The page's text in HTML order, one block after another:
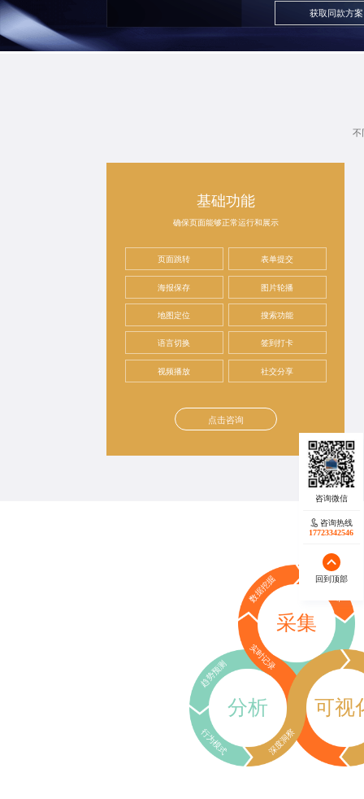
获取同款方案
不
基础功能
确保页面能够正常运行和展示
页面跳转 表单提交
海报保存 图片轮播
地图定位 搜索功能
语言切换 签到打卡
视频播放 社交分享
点击咨询
采集
数据挖掘 行为追踪
实时记录
分析
趋势预测
行为模式 深度洞察
可视
咨询热线
17723342546
回到顶部